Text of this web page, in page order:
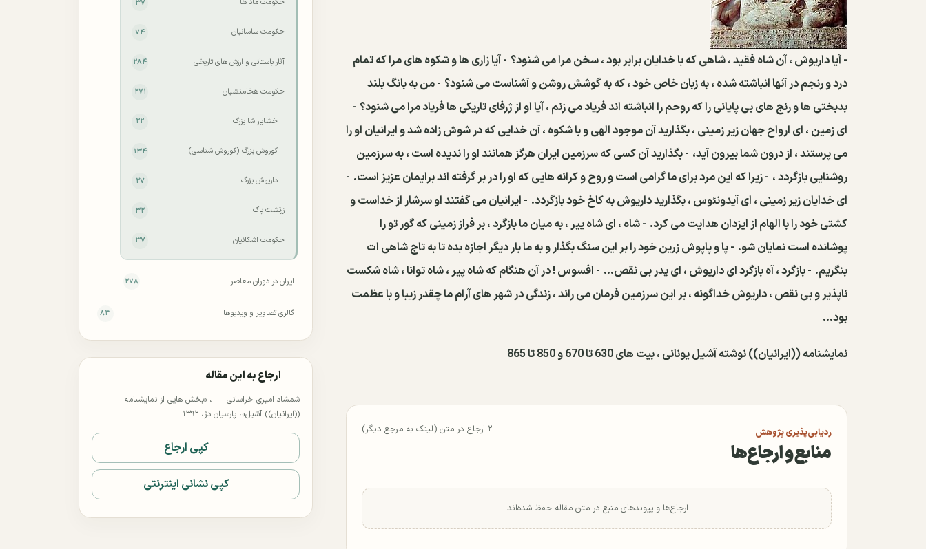
- آیا داریوش ، آن شاه فقید ، شاهی که با خدایان برابر بود ، سخن مرا می شنود؟ - آیا زاری ها و شکوه های مرا که تمام
درد و رنجم در آنها انباشته شده ، به زبان خاص خود ، که به گوشش روشن و آشناست می شنود؟ - من به بانگ بلند
بدبختی ها و رنج های بی پایانی را که روحم را انباشته اند فریاد می زنم ، آیا او از ژرفای تاریکی ها فریاد مرا می شنود؟ -
ای زمین ، ای ارواح جهان زیر زمینی ، بگذارید آن موجود الهی و با شکوه ، آن خدایی که در شوش زاده شد و ایرانیان او را
می پرستند ، از درون شما بیرون آید، - بگذارید آن کسی که سرزمین ایران هرگز همانند او را ندیده است ، به سرزمین
روشنایی بازگردد ، - زیرا که این مرد برای ما گرامی است و روح و کرانه هایی که او را در بر گرفته اند برایمان عزیز است. -
ای خدایان زیر زمینی ، ای آیدونئوس ، بگذارید داریوش به کاخ خود بازگردد. - ایرانیان می گفتند او سرشار از خداست و
کشتی خود را با الهام از ایزدان هدایت می کرد. - شاه ، ای شاه پیر ، به میان ما بازگرد ، بر فراز زمینی که گور تو را
پوشانده است نمایان شو. - پا و پاپوش زرین خود را بر این سنگ بگذار و به ما بار دیگر اجازه بده تا به تاج شاهی ات
بنگریم. - بازگرد ، آه بازگرد ای داریوش ، ای پدر بی نقص... - افسوس ! در آن هنگام که شاه پیر ، شاه توانا ، شاه شکست
ناپذیر و بی نقص ، داریوش خداگونه ، بر این سرزمین فرمان می راند ، زندگی در شهر های آرام ما چقدر زیبا و با عظمت
بود...
نمایشنامه ((ایرانیان)) نوشته آشیل یونانی ، بیت های 630 تا 670 و 850 تا 865
ردیابی‌پذیری پژوهش
منابع و ارجاع‌ها
۲ ارجاع در متن (لینک به مرجع دیگر)
ارجاع‌ها و پیوندهای منبع در متن مقاله حفظ شده‌اند.
حکومت ماد ها ۳۷
حکومت ساسانیان ۷۴
آثار باستانی و ارزش های تاریخی ۲۸۴
حکومت هخامنشیان ۲۷۱
خشایار شا بزرگ ۲۲
کوروش بزرگ (کوروش شناسی) ۱۳۴
داریوش بزرگ ۲۷
زرتشت پاک ۳۲
حکومت اشکانیان ۳۷
ایران در دوران معاصر ۲۷۸
گالری تصاویر و ویدیوها ۸۳
ارجاع به این مقاله
شمشاد امیری خراسانی
، «بخش هایی از نمایشنامه
((ایرانیان)) آشیل»، پارسیان دژ، ۱۳۹۲.
کپی ارجاع
کپی نشانی اینترنتی